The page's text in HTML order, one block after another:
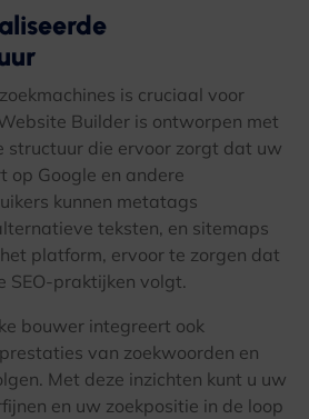
is cruciaal voor
Builder is ontworpen met
structuur die ervoor zorgt dat uw
op Google en andere
kunnen metatags
teksten, en sitemaps
platform, ervoor te zorgen dat
SEO-praktijken volgt.
bouwer integreert ook
van zoekwoorden en
Met deze inzichten kunt u uw
en uw zoekpositie in de loop